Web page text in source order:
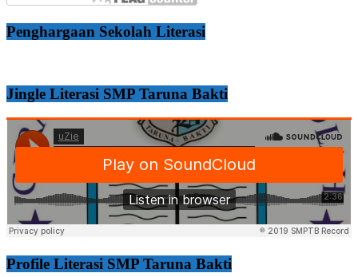
Penghargaan Sekolah Literasi
Jingle Literasi SMP Taruna Bakti
Profile Literasi SMP Taruna Bakti